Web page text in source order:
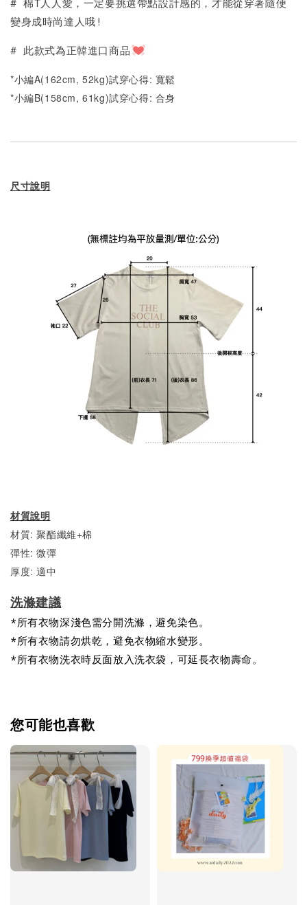
變身成時尚達人哦!
# 此款式為正韓進口商品
*小編A(162cm, 52kg)試穿心得: 寬鬆
*小編B(158cm, 61kg)試穿心得: 合身
尺寸說明
材質說明
材質: 聚酯纖維+棉
彈性: 微彈
厚度: 適中
洗滌建議
*所有衣物深淺色需分開洗滌，避免染色。
*所有衣物請勿烘乾，避免衣物縮水變形。
*所有衣物洗衣時反面放入洗衣袋，可延長衣物壽命。
您可能也喜歡